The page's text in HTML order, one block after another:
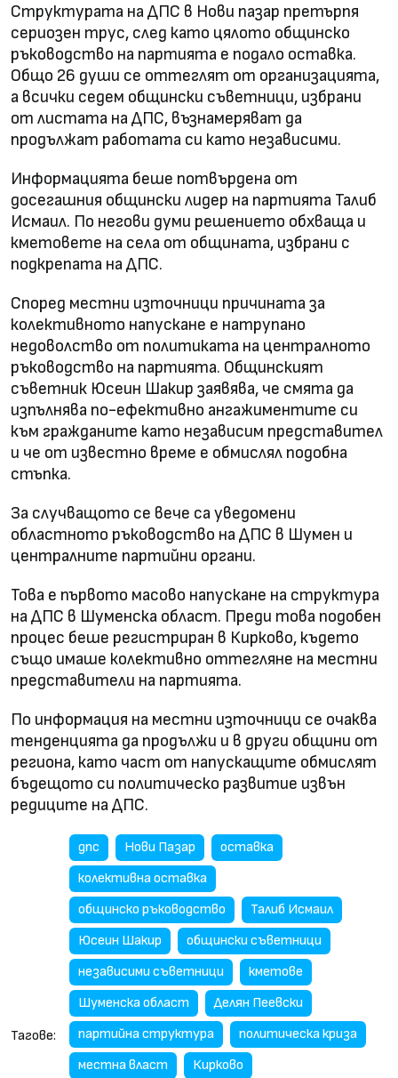
Структурата на ДПС в Нови пазар претърпя
сериозен трус, след като цялото общинско
ръководство на партията е подало оставка.
Общо 26 души се оттеглят от организацията,
а всички седем общински съветници, избрани
от листата на ДПС, възнамеряват да
продължат работата си като независими.
Информацията беше потвърдена от
досегашния общински лидер на партията Талиб
Исмаил. По негови думи решението обхваща и
кметовете на села от общината, избрани с
подкрепата на ДПС.
Според местни източници причината за
колективното напускане е натрупано
недоволство от политиката на централното
ръководство на партията. Общинският
съветник Юсеин Шакир заявява, че смята да
изпълнява по-ефективно ангажиментите си
към гражданите като независим представител
и че от известно време е обмислял подобна
стъпка.
За случващото се вече са уведомени
областното ръководство на ДПС в Шумен и
централните партийни органи.
Това е първото масово напускане на структура
на ДПС в Шуменска област. Преди това подобен
процес беше регистриран в Кирково, където
също имаше колективно оттегляне на местни
представители на партията.
По информация на местни източници се очаква
тенденцията да продължи и в други общини от
региона, като част от напускащите обмислят
бъдещото си политическо развитие извън
редиците на ДПС.
Тагове:
дпс Нови Пазар
оставка
колективна оставка
общинско ръководство
Талиб Исмаил
Юсеин Шакир
общински съветници
независими съветници
кметове
Шуменска област
Делян Пеевски
партийна структура
политическа криза
местна власт
Кирково